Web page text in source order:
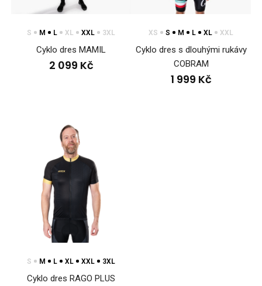
S M L XL XXL 3XL
Cyklo dres MAMIL
2 099 Kč
XS S M L XL XXL
Cyklo dres s dlouhými rukávy
COBRAM
1 999 Kč
S M L XL XXL 3XL
Cyklo dres RAGO PLUS